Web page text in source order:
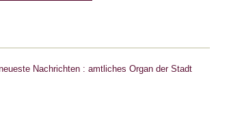
Nachrichten : amtliches Organ der Stadt